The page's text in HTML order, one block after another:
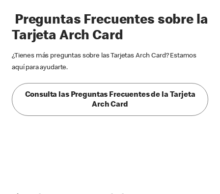
Preguntas Frecuentes sobre la
Tarjeta Arch Card
¿Tienes más preguntas sobre las Tarjetas Arch Card? Estamos
aquí para ayudarte.
Consulta las Preguntas Frecuentes de la Tarjeta
Arch Card